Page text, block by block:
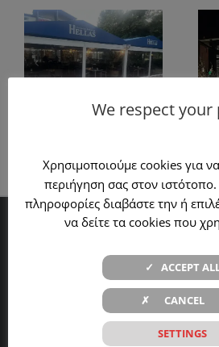
τοποθέτηση
πέργγολας σε
χρώμα
κλείσιμο
γυαλί
Οικονομικά Στοιχεία
We respect your
Χρησιμοποιούμε cookies για
περιήγηση σας στον ιστότοπο.
πληροφορίες διαβάστε την ή
να δείτε τα cookies που
SETTINGS
✓ ACCEPT
✗ CANCEL